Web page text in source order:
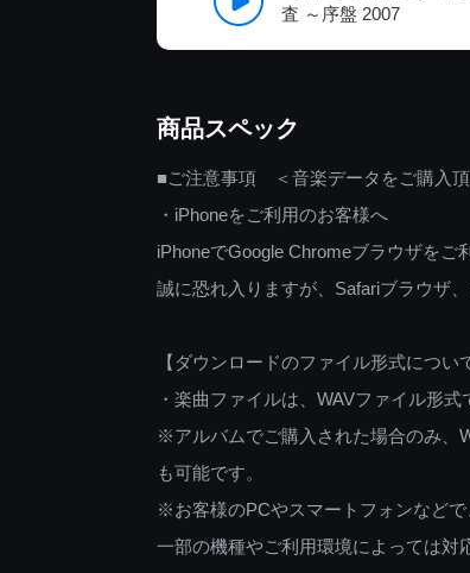
査 ～序盤 2007
商品スペック
■ご注意事項 ＜音楽データをご購入
・iPhoneをご利用のお客様へ
iPhoneでGoogle Chromeブラウザをご
誠に恐れ入りますが、Safariブラウザ
【ダウンロードのファイル形式につい
・楽曲ファイルは、WAVファイル形式
※アルバムでご購入された場合のみ、
も可能です。
※お客様のPCやスマートフォンなどで
一部の機種やご利用環境によっては対